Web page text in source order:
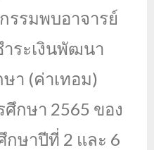
รรมพบอาจารย์
ระเงินพัฒนา
า (ค่าเทอม)
กษา 2565 ของ
ษาปีที่ 2 และ 6